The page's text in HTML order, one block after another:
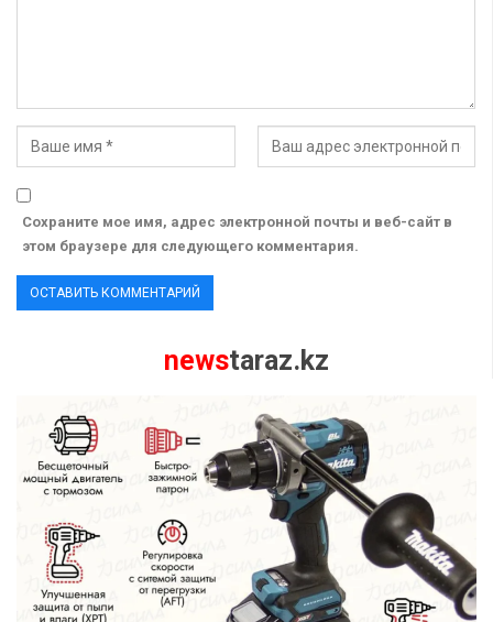
Сохраните мое имя, адрес электронной почты и веб-сайт в
этом браузере для следующего комментария.
newstaraz.kz